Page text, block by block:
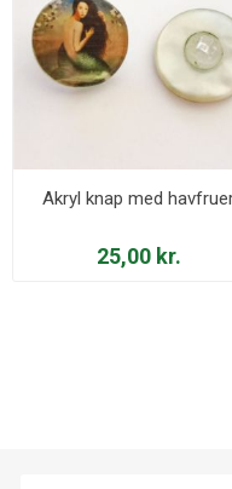
Akryl knap med
25,00 kr.